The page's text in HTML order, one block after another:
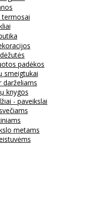
termosai
padėkos
smeigtukai
darželiams
knygos
- paveikslai
metams